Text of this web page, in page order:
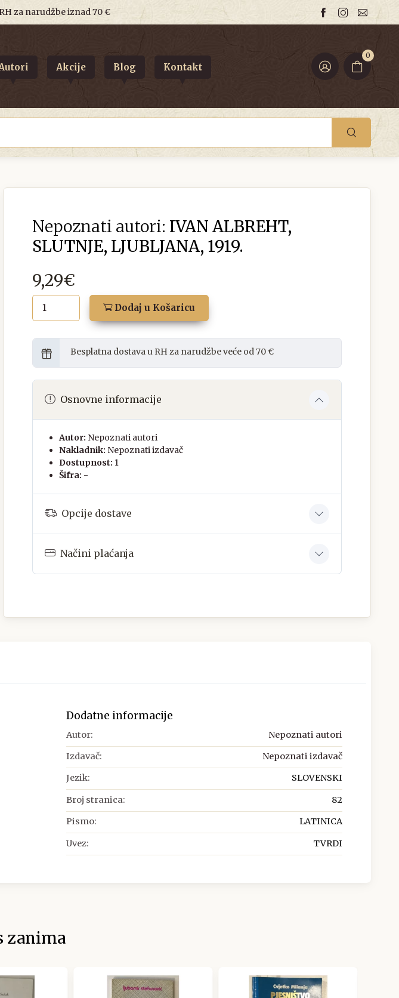
za narudžbe iznad 70 €
0
Akcije Blog Kontakt
Nepoznati autori: IVAN ALBREHT,
SLUTNJE, LJUBLJANA, 1919.
9,29€
Dodaj u Košaricu
Besplatna dostava u RH za narudžbe veće od 70 €
Osnovne informacije
Autor: Nepoznati autori
Nakladnik: Nepoznati izdavač
Dostupnost: 1
Šifra: -
Opcije dostave
Načini plaćanja
Dodatne informacije
Autor: Nepoznati autori
Izdavač: Nepoznati izdavač
Jezik: SLOVENSKI
Broj stranica: 82
Pismo: LATINICA
Uvez: TVRDI
zanima